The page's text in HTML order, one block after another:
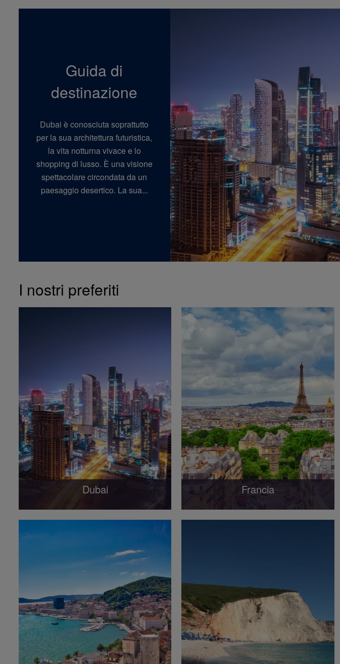
Guida di
destinazione
Dubai è conosciuta soprattutto
per la sua architettura futuristica,
la vita notturna vivace e lo
shopping di lusso. È una visione
spettacolare circondata da un
paesaggio desertico. La sua...
I nostri preferiti
Dubai Francia